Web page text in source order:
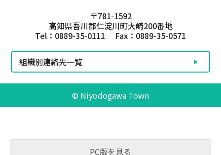
〒781-1592
高知県吾川郡仁淀川町大崎200番地
Tel：0889-35-0111 Fax：0889-35-0571
組織別連絡先一覧
© Niyodogawa Town
PC版を見る